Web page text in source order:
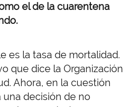
el de la cuarentena
es la tasa de mortalidad.
que dice la Organización
Ahora, en la cuestión
decisión de no